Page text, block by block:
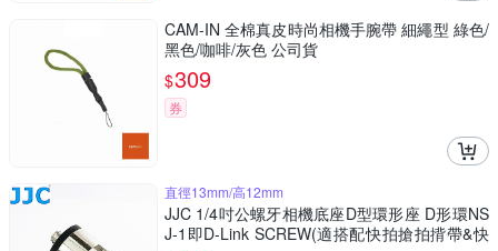
CAM-IN 全棉真皮時尚相機手腕帶 細繩型 綠色/
黑色/咖啡/灰色 公司貨
$309
券
直徑13mm/高12mm
JJC 1/4吋公螺牙相機底座D型環形座 D形環NS
J-1即D-Link SCREW(適搭配快拍搶拍揹帶&快